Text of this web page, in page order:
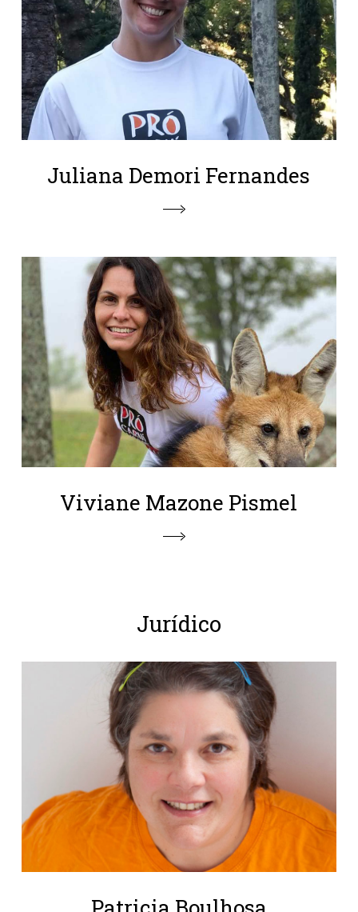
Juliana Demori Fernandes
Viviane Mazone Pismel
Jurídico